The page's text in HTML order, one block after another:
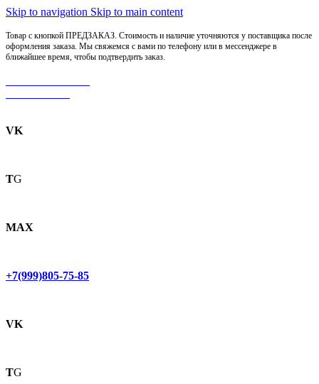
Skip to navigation Skip to main content
Товар с кнопкой ПРЕДЗАКАЗ. Стоимость и наличие уточняются у поставщика после
оформления заказа. Мы свяжемся с вами по телефону или в мессенджере в
ближайшее время, чтобы подтвердить заказ.
VK
TG
MAX
+7(999)805-75-85
VK
TG